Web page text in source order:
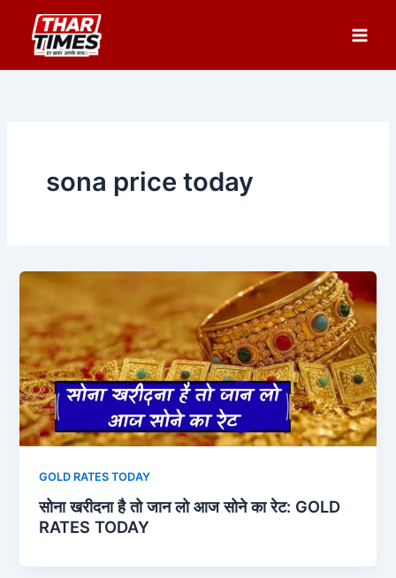
content
sona price today
GOLD RATES TODAY
सोना खरीदना है तो जान लो आज सोने का रेट: GOLD
RATES TODAY